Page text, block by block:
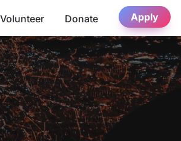
Volunteer Donate Apply